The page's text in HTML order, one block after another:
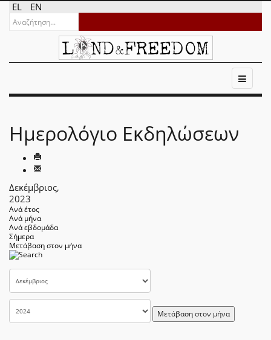
EL EN
Ημερολόγιο Εκδηλώσεων
Δεκέμβριος,
2023
Ανά έτος
Ανά μήνα
Ανά εβδομάδα
Σήμερα
Μετάβαση στον μήνα
Μετάβαση στον μήνα